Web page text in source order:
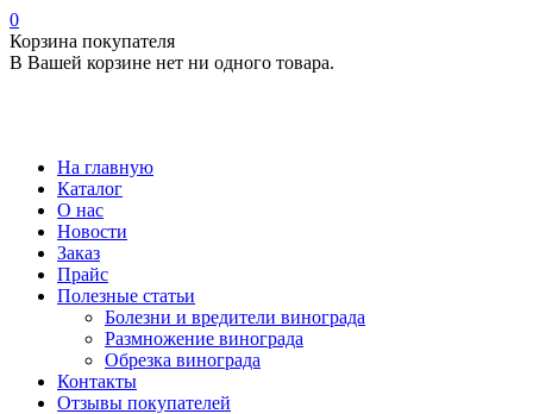
0
Корзина покупателя
В Вашей корзине нет ни одного товара.
На главную
Каталог
О нас
Новости
Заказ
Прайс
Полезные статьи
Болезни и вредители винограда
Размножение винограда
Обрезка винограда
Контакты
Отзывы покупателей